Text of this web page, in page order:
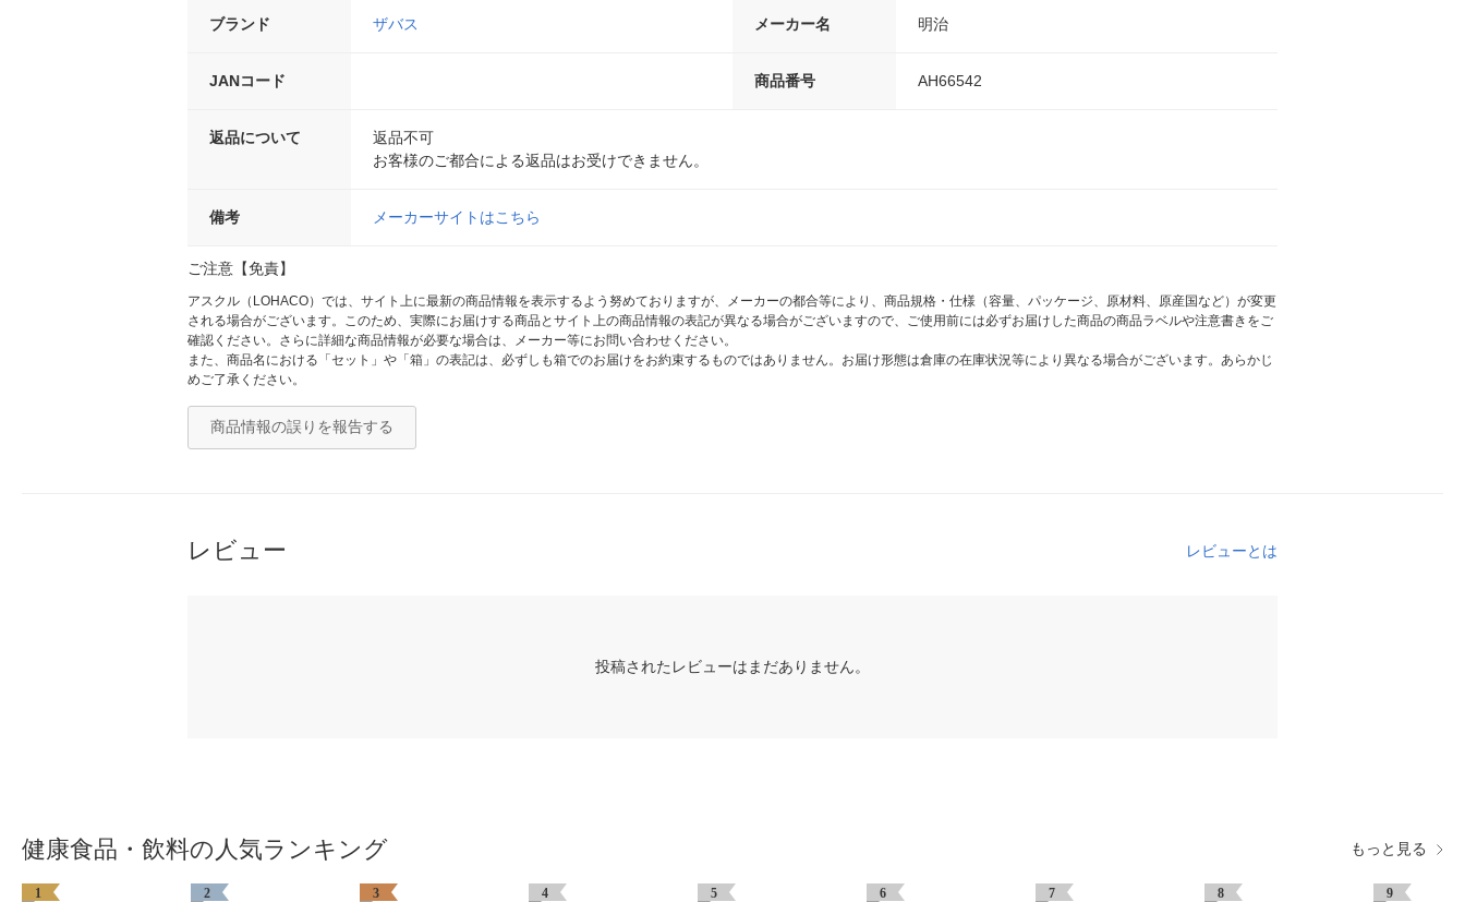
ブランド ザバス メーカー名 明治
JANコード 商品番号 AH66542
返品について
返品不可
お客様のご都合による返品はお受けできません。
備考 メーカーサイトはこちら
ご注意【免責】
アスクル（LOHACO）では、サイト上に最新の商品情報を表示するよう努めておりますが、メーカーの都合等により、商品規格・仕様（容量、パッケージ、原材料、原産国など）が変更
される場合がございます。このため、実際にお届けする商品とサイト上の商品情報の表記が異なる場合がございますので、ご使用前には必ずお届けした商品の商品ラベルや注意書きをご
確認ください。さらに詳細な商品情報が必要な場合は、メーカー等にお問い合わせください。
また、商品名における「セット」や「箱」の表記は、必ずしも箱でのお届けをお約束するものではありません。お届け形態は倉庫の在庫状況等により異なる場合がございます。あらかじ
めご了承ください。
商品情報の誤りを報告する
レビュー レビューとは
投稿されたレビューはまだありません。
健康食品・飲料の人気ランキング もっと見る
1 2 3 4 5 6 7 8 9